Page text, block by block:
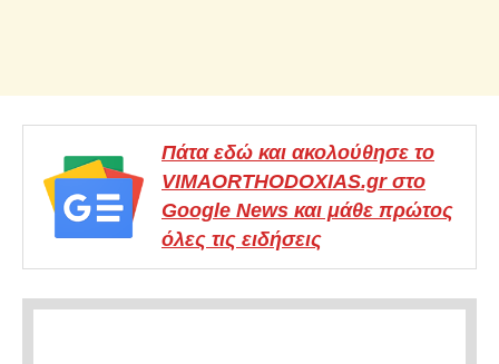
Πάτα εδώ και ακολούθησε το
VIMAORTHODOXIAS.gr στο
Google News και μάθε πρώτος
όλες τις ειδήσεις